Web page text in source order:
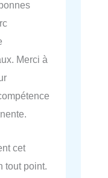
Merci à
cet
tout point.